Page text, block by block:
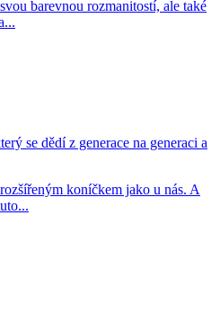
barevnou rozmanitostí, ale také
se dědí z generace na generaci a
koníčkem jako u nás. A